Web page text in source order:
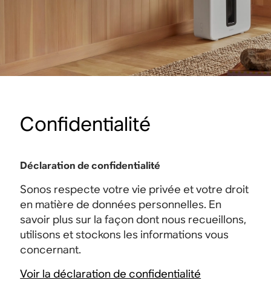
Confidentialité
Déclaration de confidentialité
Sonos respecte votre vie privée et votre droit
en matière de données personnelles. En
savoir plus sur la façon dont nous recueillons,
utilisons et stockons les informations vous
concernant.
Voir la déclaration de confidentialité